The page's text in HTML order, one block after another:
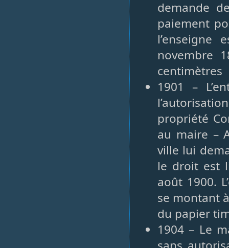
demande
paiement
l’enseigne
novembre
centimètres
1901 –
propriété
au maire –
ville lui
le droit est
août 1900.
se montant
du papier
1904 – Le